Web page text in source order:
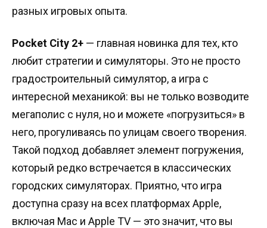
разных игровых опыта.
Pocket City 2+ — главная новинка для тех, кто
любит стратегии и симуляторы. Это не просто
градостроительный симулятор, а игра с
интересной механикой: вы не только возводите
мегаполис с нуля, но и можете «погрузиться» в
него, прогуливаясь по улицам своего творения.
Такой подход добавляет элемент погружения,
который редко встречается в классических
городских симуляторах. Приятно, что игра
доступна сразу на всех платформах Apple,
включая Mac и Apple TV — это значит, что вы